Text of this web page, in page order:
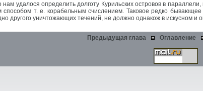
нам удалося определить долготу Курильских островов в
т. е. корабельным счислением. Таковое редко
другого уничтожающих течений, не должно однакож в искусном
Предыдущая глава Оглавление